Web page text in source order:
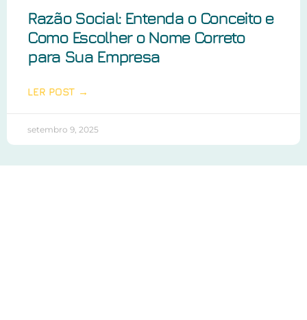
Razão Social: Entenda o Conceito e
Como Escolher o Nome Correto
para Sua Empresa
LER POST →
setembro 9, 2025